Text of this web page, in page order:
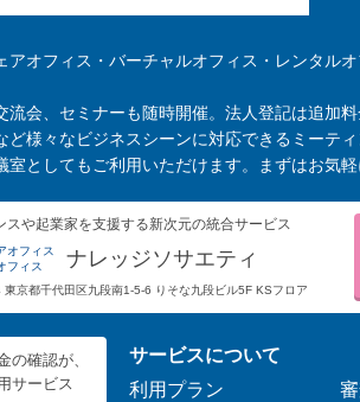
アオフィス・バーチャルオフィス・レンタル
会、セミナーも随時開催。法人登記は追加
ど様々なビジネスシーンに対応できるミーテ
室としてもご利用いただけます。まずはお気
スや起業家を支援する新次元の統合サービス
オフィス
フィス
ナレッジソサエティ
京都千代田区九段南1-5-6 りそな九段ビル5F KSフロア
の確認が、
サービス
サービスについて
利用プラン